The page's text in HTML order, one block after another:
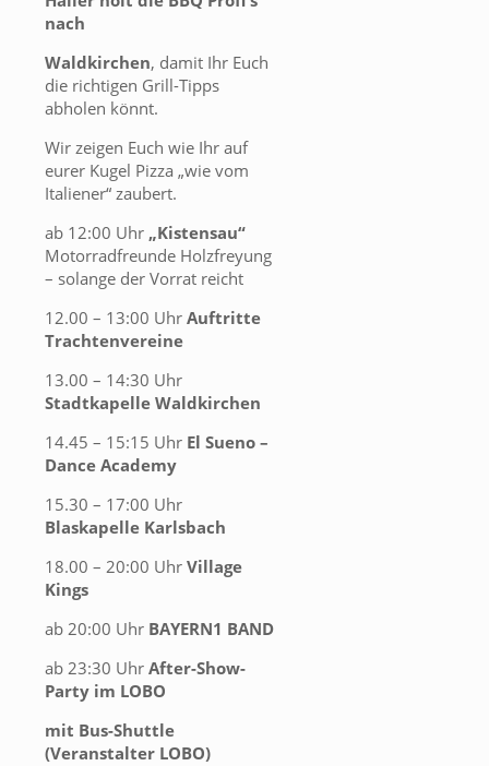
nach
Waldkirchen, damit Ihr Euch
die richtigen Grill-Tipps
abholen könnt.
Wir zeigen Euch wie Ihr auf
eurer Kugel Pizza „wie vom
Italiener“ zaubert.
ab 12:00 Uhr „Kistensau“
Motorradfreunde Holzfreyung
– solange der Vorrat reicht
12.00 – 13:00 Uhr Auftritte
Trachtenvereine
13.00 – 14:30 Uhr
Stadtkapelle Waldkirchen
14.45 – 15:15 Uhr El Sueno –
Dance Academy
15.30 – 17:00 Uhr
Blaskapelle Karlsbach
18.00 – 20:00 Uhr Village
Kings
ab 20:00 Uhr BAYERN1 BAND
ab 23:30 Uhr After-Show-
Party im LOBO
mit Bus-Shuttle
(Veranstalter LOBO)